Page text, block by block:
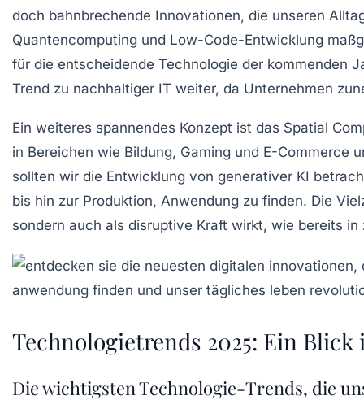
doch bahnbrechende Innovationen, die unseren
Quantencomputing und Low-Code-Entwicklung
für die entscheidende Technologie der kommenden
Trend zu nachhaltiger IT weiter, da Unternehmen
Ein weiteres spannendes Konzept ist das Spatial
in Bereichen wie Bildung, Gaming und E-Commerce
sollten wir die Entwicklung von generativer KI
bis hin zur Produktion, Anwendung zu finden. Die
sondern auch als disruptive Kraft wirkt, wie bereits
Technologietrends 2025: Ein
Die wichtigsten Technologie-Trends, die